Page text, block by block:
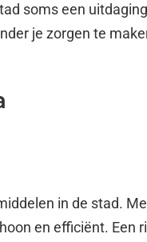
soms een
je zorgen te
in de stad.
en efficiënt. Een